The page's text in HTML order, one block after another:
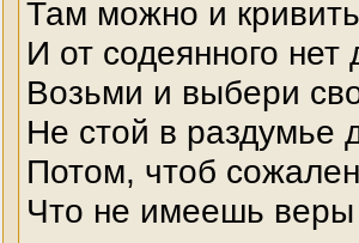
Там можно и
И от содеянного нет
Возьми и выбери
Не стой в раздумье
Потом, чтоб
Что не имеешь веры